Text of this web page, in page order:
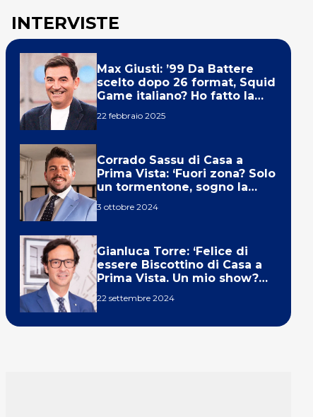
INTERVISTE
Max Giusti: ’99 Da Battere
scelto dopo 26 format, Squid
Game italiano? Ho fatto la
22 febbraio 2025
Corrado Sassu di Casa a
Prima Vista: ‘Fuori zona? Solo
un tormentone, sogno la
3 ottobre 2024
Gianluca Torre: ‘Felice di
essere Biscottino di Casa a
Prima Vista. Un mio show?
22 settembre 2024